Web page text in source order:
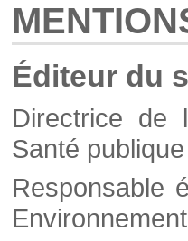
Éditeur du
Directrice de
Santé
Responsable